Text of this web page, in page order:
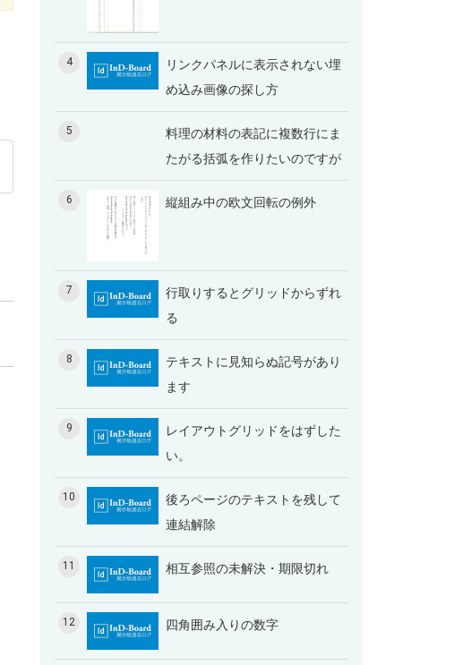
4
リンクパネルに表示されない埋
め込み画像の探し方
5
料理の材料の表記に複数行にま
たがる括弧を作りたいのですが
6 縦組み中の欧文回転の例外
7
行取りするとグリッドからずれ
る
8
テキストに見知らぬ記号があり
ます
9
レイアウトグリッドをはずした
い。
10
後ろページのテキストを残して
連結解除
11 相互参照の未解決・期限切れ
12 四角囲み入りの数字